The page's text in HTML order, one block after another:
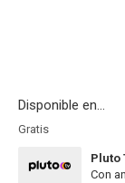
Disponible en...
Gratis
Pluto
Con